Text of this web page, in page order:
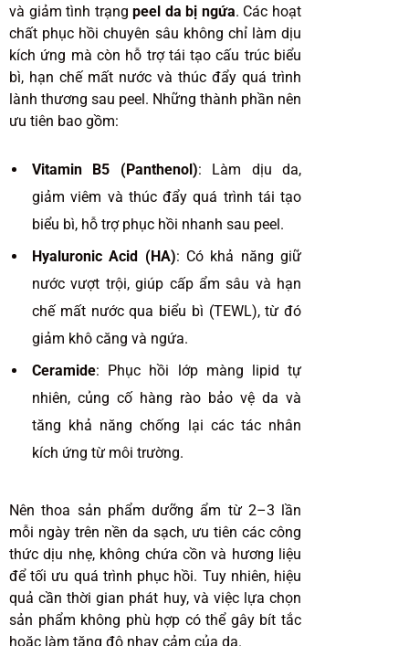
và giảm tình trạngpeel da bị ngứa. Các hoạt
chất phục hồi chuyên sâu không chỉ làm dịu
kích ứng mà còn hỗ trợ tái tạo cấu trúc biểu
bì, hạn chế mất nước và thúc đẩy quá trình
lành thương sau peel. Những thành phần nên
ưu tiên bao gồm:
Vitamin B5 (Panthenol): Làm dịu da,
giảm viêm và thúc đẩy quá trình tái tạo
biểu bì, hỗ trợ phục hồi nhanh sau peel.
Hyaluronic Acid (HA): Có khả năng giữ
nước vượt trội, giúp cấp ẩm sâu và hạn
chế mất nước qua biểu bì (TEWL), từ đó
giảm khô căng và ngứa.
Ceramide: Phục hồi lớp màng lipid tự
nhiên, củng cố hàng rào bảo vệ da và
tăng khả năng chống lại các tác nhân
kích ứng từ môi trường.
Nên thoa sản phẩm dưỡng ẩm từ 2–3 lần
mỗi ngày trên nền da sạch, ưu tiên các công
thức dịu nhẹ, không chứa cồn và hương liệu
để tối ưu quá trình phục hồi. Tuy nhiên, hiệu
quả cần thời gian phát huy, và việc lựa chọn
sản phẩm không phù hợp có thể gây bít tắc
hoặc làm tăng độ nhạy cảm của da.